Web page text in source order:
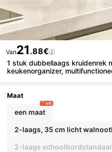
Van21 .88€
1 stuk dubbellaags kruidenrek
keukenorganizer,
Maat
een maat
7 left
2-laags, 35 cm licht
2-laags